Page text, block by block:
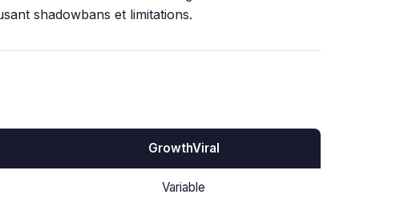
shadowbans et limitations.
GrowthViral
Variable